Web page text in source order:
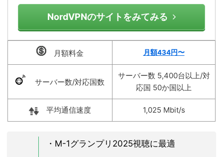
NordVPNのサイトをみてみる
月額料金 月額434円〜
サーバー数/対応国数
サーバー数 5,400台以上/対
応国 50か国以上
平均通信速度 1,025 Mbit/s
・M-1グランプリ2025視聴に最適